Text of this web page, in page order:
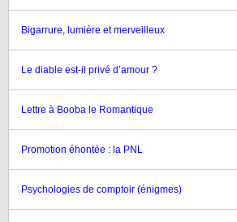
Bigarrure, lumière et merveilleux
Le diable est-il privé d’amour ?
Lettre à Booba le Romantique
Promotion éhontée : la PNL
Psychologies de comptoir (énigmes)